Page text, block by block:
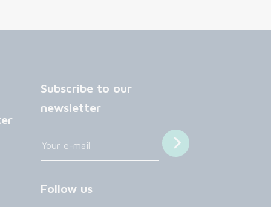
Subscribe to our
newsletter
Follow us